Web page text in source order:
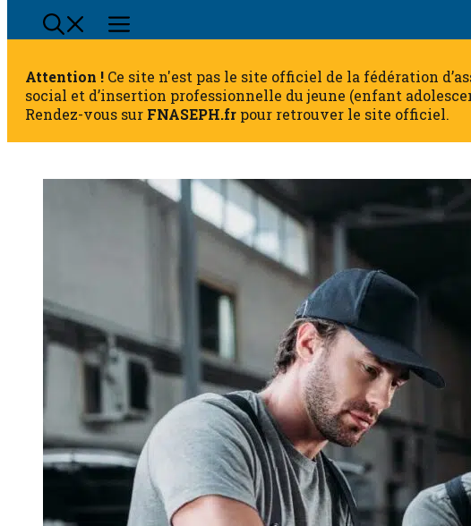
Attention ! Ce site n'est pas le site officiel de la fédération
social et d’insertion professionnelle du jeune (enfant
Rendez-vous sur FNASEPH.fr pour retrouver le site officiel.